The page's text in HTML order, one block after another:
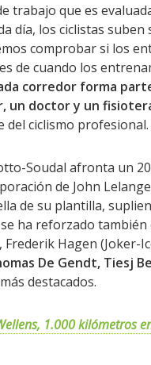
trabajo que es
día, los ciclistas
comprobar si los
de cuando los
corredor forma
un doctor y un
del ciclismo profesional.
Soudal afronta un
de John
de su plantilla,
ha reforzado
Frederik Hagen (Joker-
De Gendt, Tiesj
destacados.
1.000 kilómetros